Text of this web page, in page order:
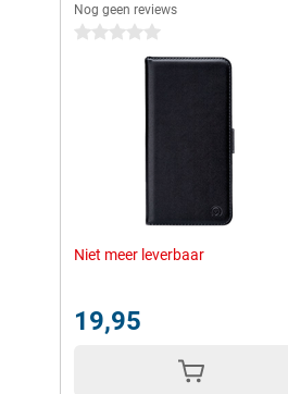
Nog geen reviews
0 sterren
Niet meer leverbaar
19,95